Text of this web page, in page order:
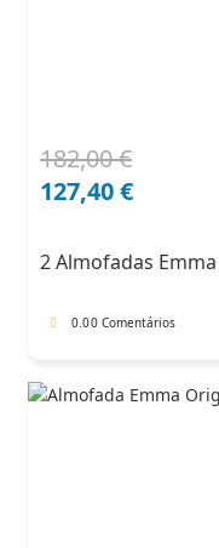
182,00€
O
preço
182,00 €.
127,40€
O
preço
127,40 €.
2 Almofadas
0.00 Comentários